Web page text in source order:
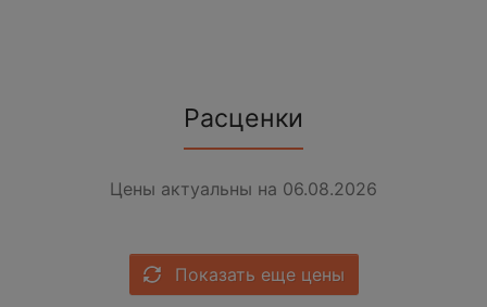
Расценки
Цены актуальны на 06.08.2026
Показать еще цены